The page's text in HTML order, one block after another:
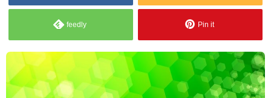
feedly Pin it